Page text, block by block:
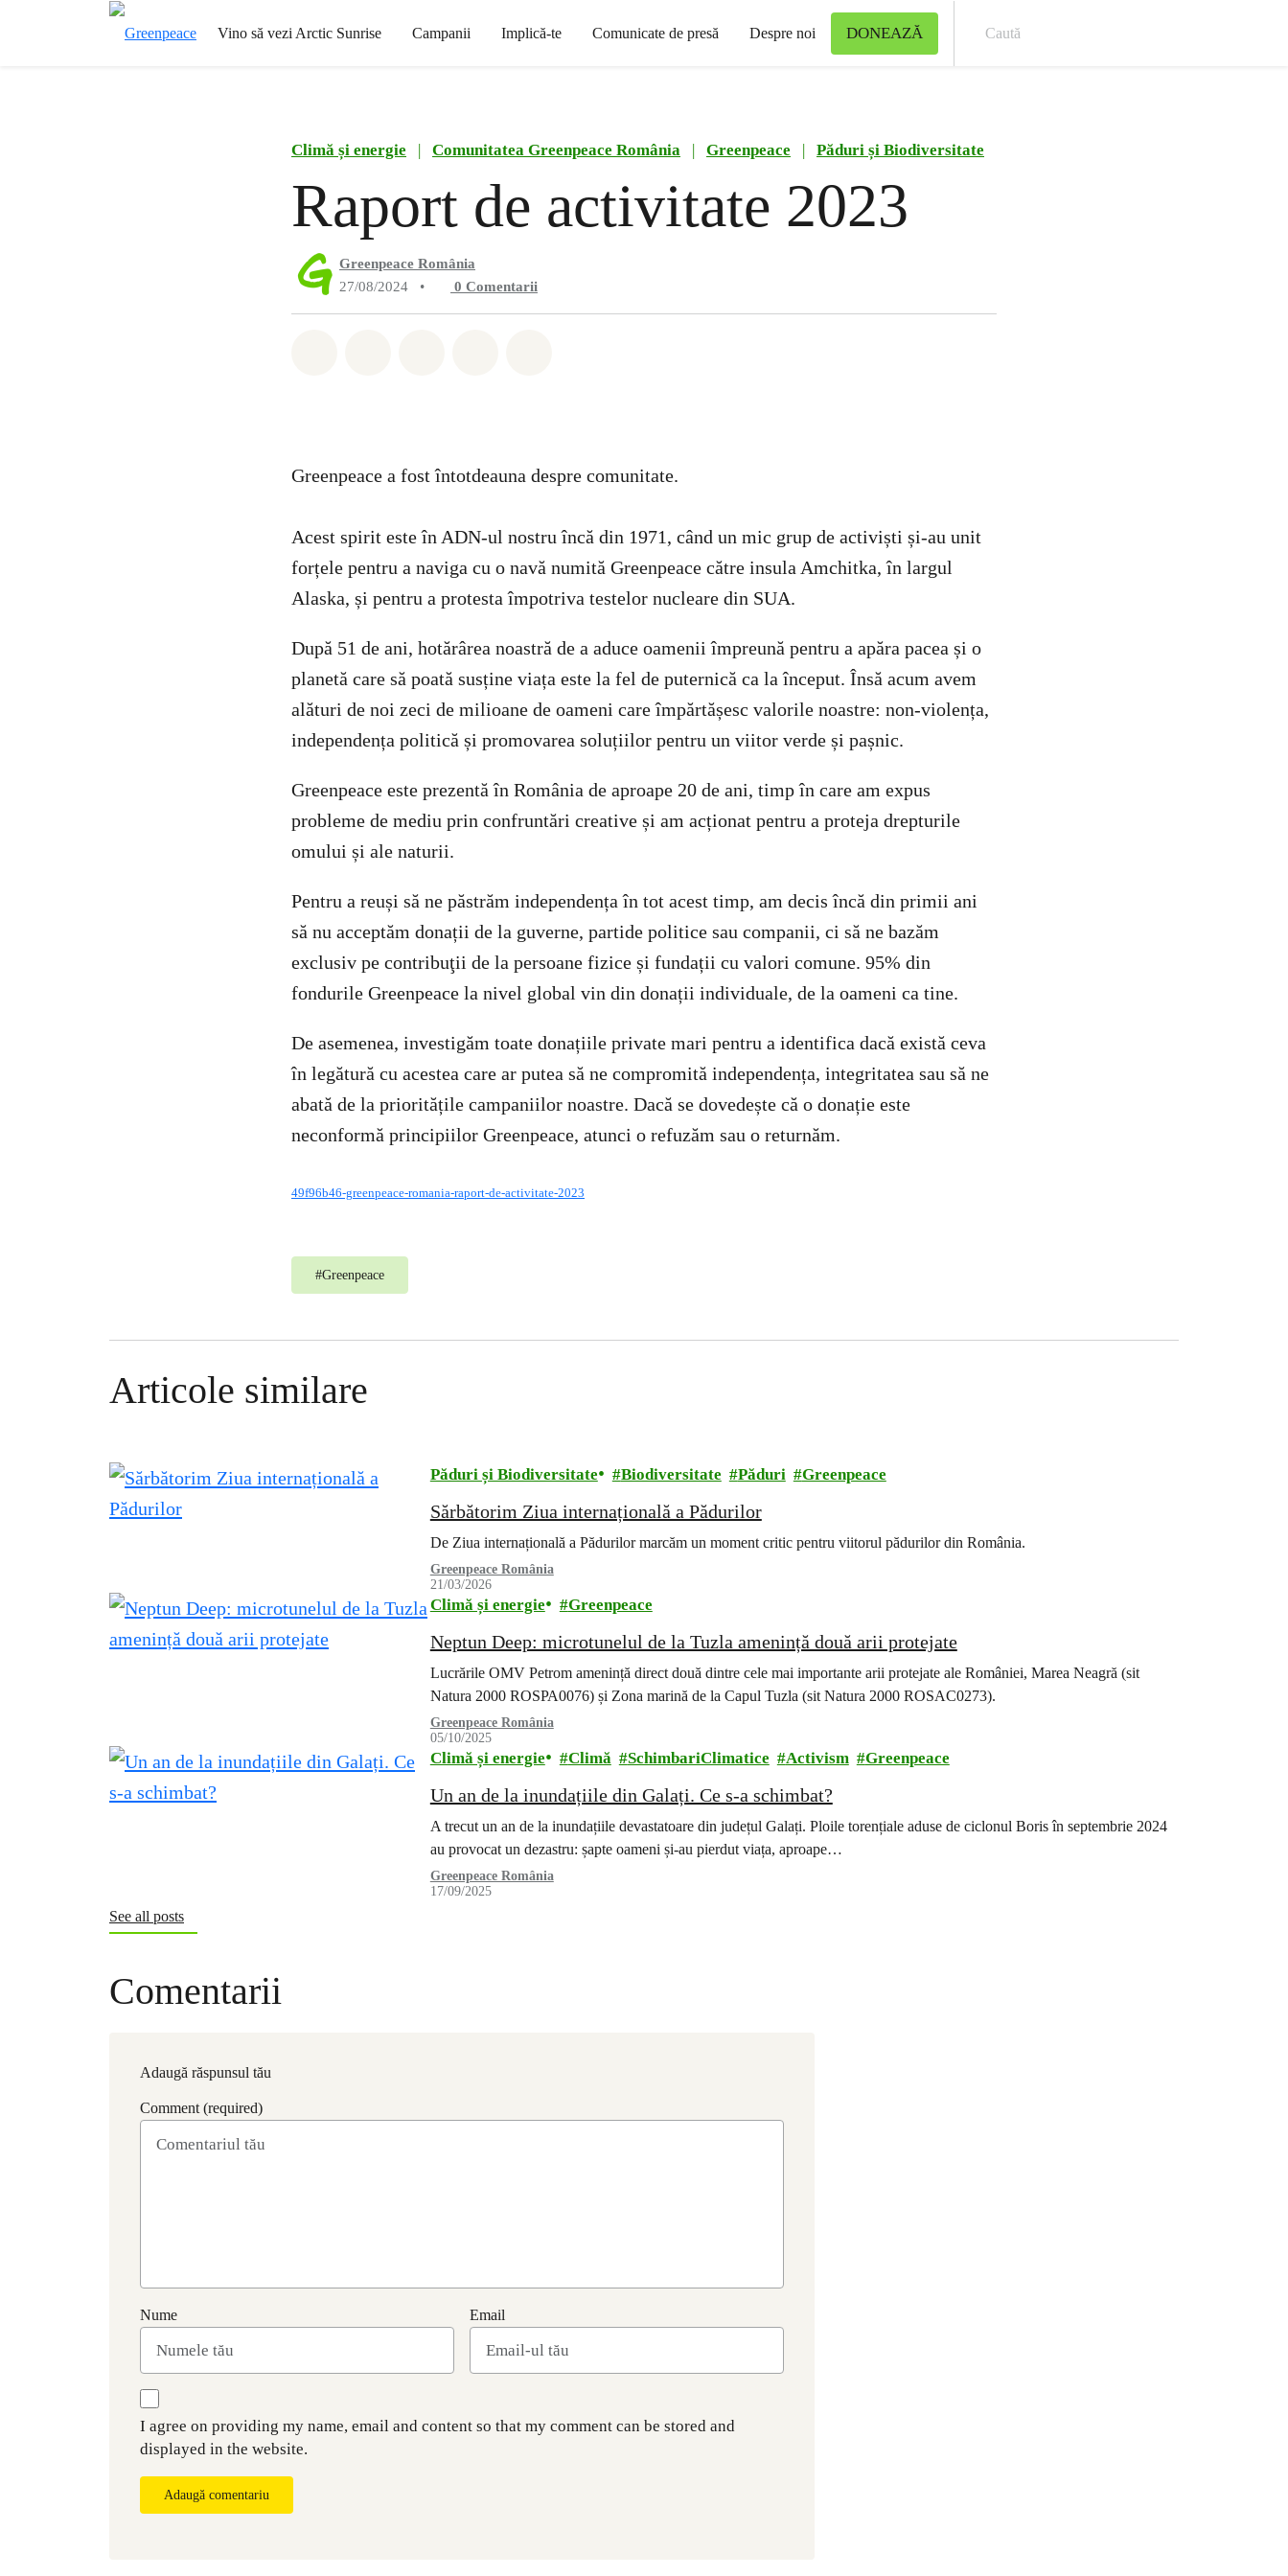
Vino să vezi Arctic Sunrise Campanii Implică-te Comunicate de presă Despre noi DONEAZĂ
Climă și energie | Comunitatea Greenpeace România | Greenpeace | Păduri și Biodiversitate
Raport de activitate 2023
Greenpeace România
27/08/2024
• 0 Comentarii
Greenpeace a fost întotdeauna despre comunitate.
Acest spirit este în ADN-ul nostru încă din 1971, când un mic grup de activiști și-au unit
forțele pentru a naviga cu o navă numită Greenpeace către insula Amchitka, în largul
Alaska, și pentru a protesta împotriva testelor nucleare din SUA.
După 51 de ani, hotărârea noastră de a aduce oamenii împreună pentru a apăra pacea și o
planetă care să poată susține viața este la fel de puternică ca la început. Însă acum avem
alături de noi zeci de milioane de oameni care împărtășesc valorile noastre: non-violența,
independența politică și promovarea soluțiilor pentru un viitor verde și pașnic.
Greenpeace este prezentă în România de aproape 20 de ani, timp în care am expus
probleme de mediu prin confruntări creative și am acționat pentru a proteja drepturile
omului și ale naturii.
Pentru a reuși să ne păstrăm independența în tot acest timp, am decis încă din primii ani
să nu acceptăm donații de la guverne, partide politice sau companii, ci să ne bazăm
exclusiv pe contribuţii de la persoane fizice și fundații cu valori comune. 95% din
fondurile Greenpeace la nivel global vin din donații individuale, de la oameni ca tine.
De asemenea, investigăm toate donațiile private mari pentru a identifica dacă există ceva
în legătură cu acestea care ar putea să ne compromită independența, integritatea sau să ne
abată de la prioritățile campaniilor noastre. Dacă se dovedește că o donație este
neconformă principiilor Greenpeace, atunci o refuzăm sau o returnăm.
49f96b46-greenpeace-romania-raport-de-activitate-2023
#Greenpeace
Articole similare
Păduri și Biodiversitate Biodiversitate Păduri Greenpeace
Sărbătorim Ziua internațională a Pădurilor
De Ziua internațională a Pădurilor marcăm un moment critic pentru viitorul pădurilor din România.
Greenpeace România
21/03/2026
Climă și energie Greenpeace
Neptun Deep: microtunelul de la Tuzla amenință două arii protejate
Lucrările OMV Petrom amenință direct două dintre cele mai importante arii protejate ale României, Marea Neagră (sit
Natura 2000 ROSPA0076) și Zona marină de la Capul Tuzla (sit Natura 2000 ROSAC0273).
Greenpeace România
05/10/2025
Climă și energie Climă SchimbariClimatice Activism Greenpeace
Un an de la inundațiile din Galați. Ce s-a schimbat?
A trecut un an de la inundațiile devastatoare din județul Galați. Ploile torențiale aduse de ciclonul Boris în septembrie 2024
au provocat un dezastru: șapte oameni și-au pierdut viața, aproape…
Greenpeace România
17/09/2025
See all posts
Comentarii
Adaugă răspunsul tău
Comment (required)
Nume Email
I agree on providing my name, email and content so that my comment can be stored and
displayed in the website.
Adaugă comentariu